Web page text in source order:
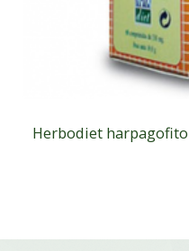
Herbodiet